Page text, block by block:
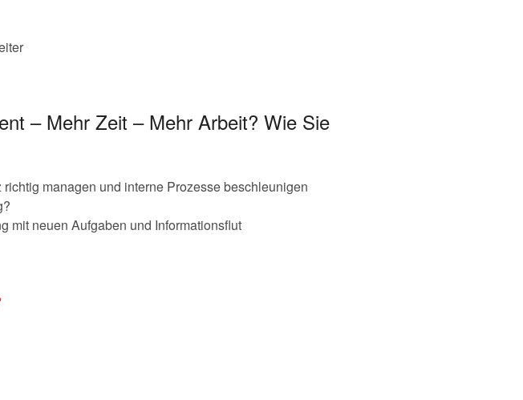
– Mehr Zeit – Mehr Arbeit? Wie Sie
managen und interne Prozesse beschleunigen
mit neuen Aufgaben und Informationsflut